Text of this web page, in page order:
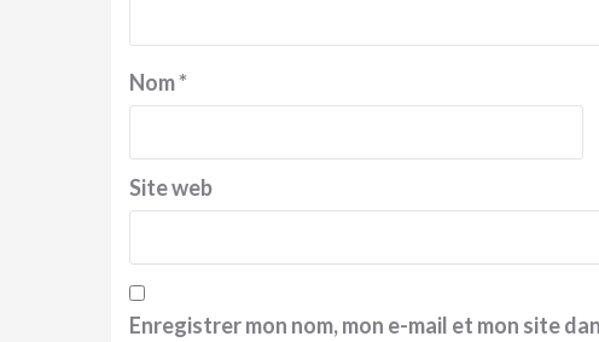
Nom*
Site web
Enregistrer mon nom, mon e-mail et mon site